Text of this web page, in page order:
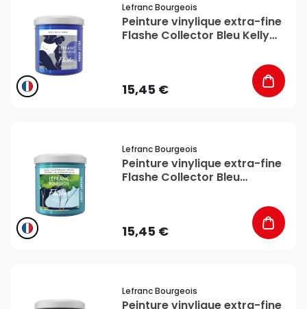
Lefranc Bourgeois
Peinture vinylique extra-fine
Flashe Collector Bleu Kelly
15,45 €
Lefranc Bourgeois
Peinture vinylique extra-fine
Flashe Collector Bleu
15,45 €
Lefranc Bourgeois
Peinture vinylique extra-fine